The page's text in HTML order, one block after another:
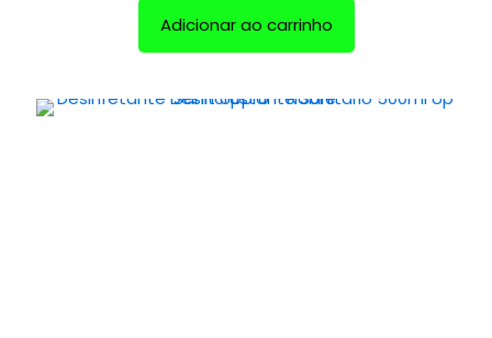
Adicionar ao carrinho